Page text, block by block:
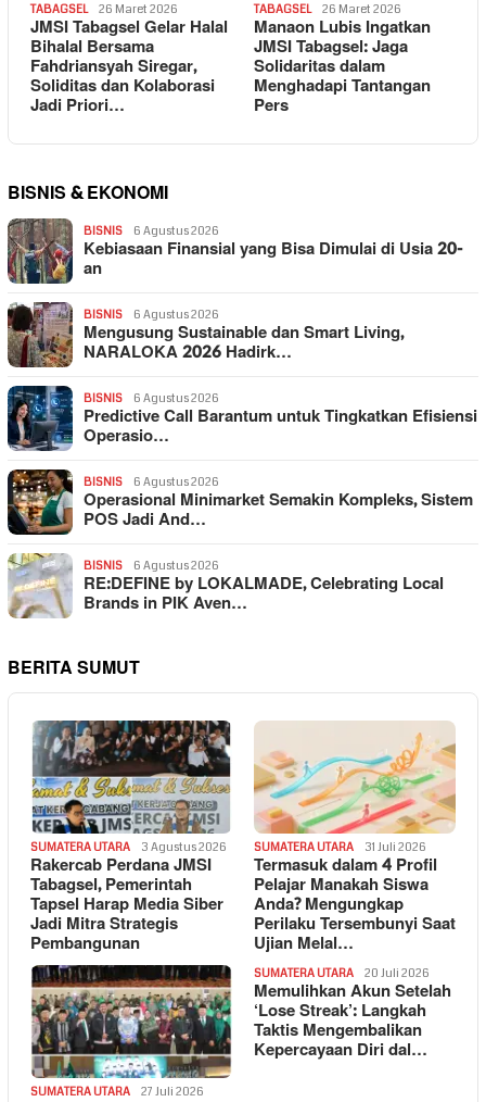
TABAGSEL 26 Maret 2026
JMSI Tabagsel Gelar Halal
Bihalal Bersama
Fahdriansyah Siregar,
Soliditas dan Kolaborasi
Jadi Priori…
TABAGSEL 26 Maret 2026
Manaon Lubis Ingatkan
JMSI Tabagsel: Jaga
Solidaritas dalam
Menghadapi Tantangan
Pers
BISNIS & EKONOMI
BISNIS 6 Agustus 2026
Kebiasaan Finansial yang Bisa Dimulai di Usia 20-
an
BISNIS 6 Agustus 2026
Mengusung Sustainable dan Smart Living,
NARALOKA 2026 Hadirk…
BISNIS 6 Agustus 2026
Predictive Call Barantum untuk Tingkatkan Efisiensi
Operasio…
BISNIS 6 Agustus 2026
Operasional Minimarket Semakin Kompleks, Sistem
POS Jadi And…
BISNIS 6 Agustus 2026
RE:DEFINE by LOKALMADE, Celebrating Local
Brands in PIK Aven…
BERITA SUMUT
SUMATERA UTARA 3 Agustus 2026
Rakercab Perdana JMSI
Tabagsel, Pemerintah
Tapsel Harap Media Siber
Jadi Mitra Strategis
Pembangunan
SUMATERA UTARA 31 Juli 2026
Termasuk dalam 4 Profil
Pelajar Manakah Siswa
Anda? Mengungkap
Perilaku Tersembunyi Saat
Ujian Melal…
SUMATERA UTARA 27 Juli 2026
SUMATERA UTARA 20 Juli 2026
Memulihkan Akun Setelah
‘Lose Streak’: Langkah
Taktis Mengembalikan
Kepercayaan Diri dal…